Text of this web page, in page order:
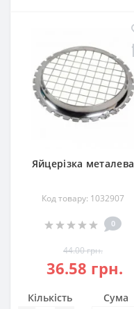
Яйцерізка металева
Код товару: 1032907
0
44.00 грн.
36.58 грн.
Кількість Сума